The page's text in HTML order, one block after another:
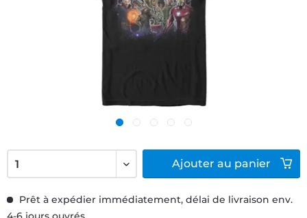
Prêt à expédier immédiatement, délai de livraison env.
Ajouter au panier